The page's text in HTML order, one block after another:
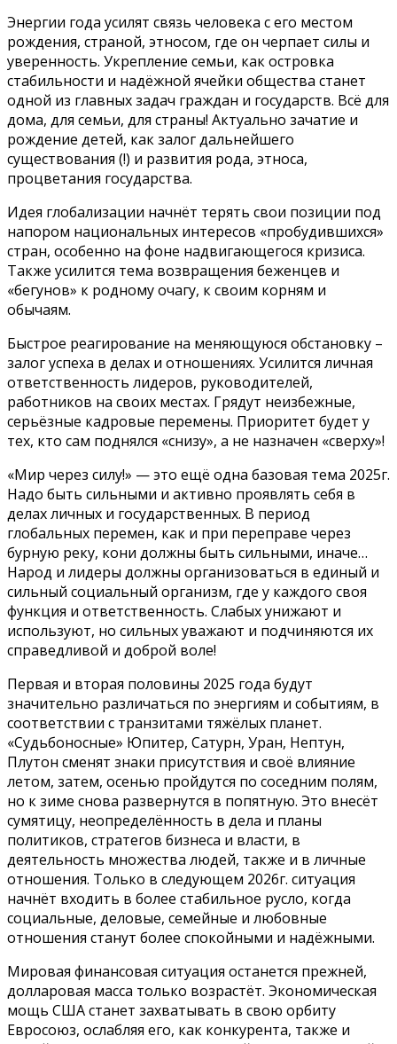
Энергии года усилят связь человека с его местом
рождения, страной, этносом, где он черпает силы и
уверенность. Укрепление семьи, как островка
стабильности и надёжной ячейки общества станет
одной из главных задач граждан и государств. Всё для
дома, для семьи, для страны! Актуально зачатие и
рождение детей, как залог дальнейшего
существования (!) и развития рода, этноса,
процветания государства.
Идея глобализации начнёт терять свои позиции под
напором национальных интересов «пробудившихся»
стран, особенно на фоне надвигающегося кризиса.
Также усилится тема возвращения беженцев и
«бегунов» к родному очагу, к своим корням и
обычаям.
Быстрое реагирование на меняющуюся обстановку –
залог успеха в делах и отношениях. Усилится личная
ответственность лидеров, руководителей,
работников на своих местах. Грядут неизбежные,
серьёзные кадровые перемены. Приоритет будет у
тех, кто сам поднялся «снизу», а не назначен «сверху»!
«Мир через силу!» — это ещё одна базовая тема 2025г.
Надо быть сильными и активно проявлять себя в
делах личных и государственных. В период
глобальных перемен, как и при переправе через
бурную реку, кони должны быть сильными, иначе…
Народ и лидеры должны организоваться в единый и
сильный социальный организм, где у каждого своя
функция и ответственность. Слабых унижают и
используют, но сильных уважают и подчиняются их
справедливой и доброй воле!
Первая и вторая половины 2025 года будут
значительно различаться по энергиям и событиям, в
соответствии с транзитами тяжёлых планет.
«Судьбоносные» Юпитер, Сатурн, Уран, Нептун,
Плутон сменят знаки присутствия и своё влияние
летом, затем, осенью пройдутся по соседним полям,
но к зиме снова развернутся в попятную. Это внесёт
сумятицу, неопределённость в дела и планы
политиков, стратегов бизнеса и власти, в
деятельность множества людей, также и в личные
отношения. Только в следующем 2026г. ситуация
начнёт входить в более стабильное русло, когда
социальные, деловые, семейные и любовные
отношения станут более спокойными и надёжными.
Мировая финансовая ситуация останется прежней,
долларовая масса только возрастёт. Экономическая
мощь США станет захватывать в свою орбиту
Евросоюз, ослабляя его, как конкурента, также и